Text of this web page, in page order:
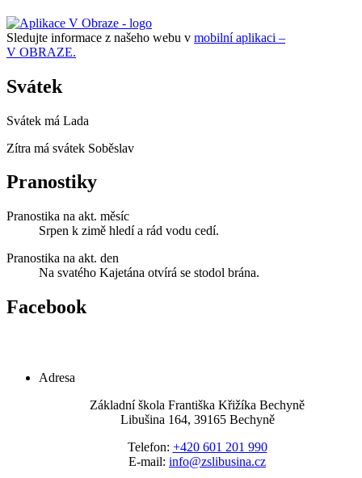
Sledujte informace z našeho webu v mobilní aplikaci –
V OBRAZE.
Svátek
Svátek má Lada
Zítra má svátek Soběslav
Pranostiky
Pranostika na akt. měsíc
Srpen k zimě hledí a rád vodu cedí.
Pranostika na akt. den
Na svatého Kajetána otvírá se stodol brána.
Facebook
Adresa
Základní škola Františka Křižíka Bechyně
Libušina 164, 39165 Bechyně
Telefon: +420 601 201 990
E-mail: info@zslibusina.cz